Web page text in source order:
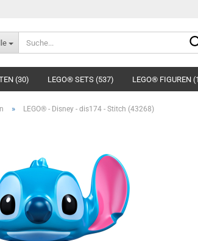
(30) LEGO® SETS (537) LEGO® FIGUREN
» LEGO® - Disney - dis174 - Stitch (43268)